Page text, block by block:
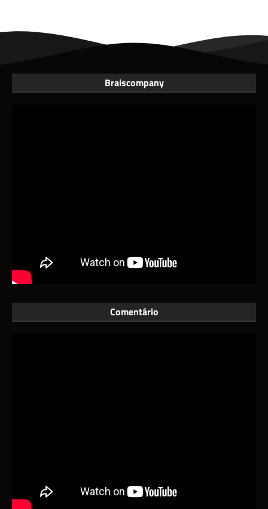
Braiscompany
Comentário